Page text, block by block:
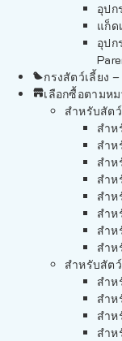
อุปก
แก็ด
อุปก
กรงสัตว์เลี้ยง
เลือกซื้อตามห
สำหรับสัต
สำห
สำห
สำห
สำห
สำห
สำห
สำห
สำห
สำหรับสัต
สำห
สำห
สำห
สำห